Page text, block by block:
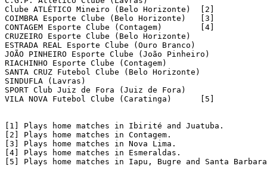
Clube ATLÉTICO Mineiro (Belo Horizonte)  [2]
COIMBRA Esporte Clube (Belo Horizonte)	 [3]
CONTAGEM Esporte Clube (Contagem) 	 [4]
CRUZEIRO Esporte Clube (Belo Horizonte)
ESTRADA REAL Esporte Clube (Ouro Branco)
JOÃO PINHEIRO Esporte Clube (João Pinheiro)
RIACHINHO Esporte Clube (Contagem)
SANTA CRUZ Futebol Clube (Belo Horizonte)
SINDUFLA (Lavras)
SPORT Club Juiz de Fora (Juiz de Fora)
VILA NOVA Futebol Clube (Caratinga)	 [5]
[1] Plays home matches in Ibirité and Juatuba.
[2] Plays home matches in Contagem.
[3] Plays home matches in Nova Lima.
[4] Plays home matches in Esmeraldas.
[5] Plays home matches in Iapu, Bugre and Santa